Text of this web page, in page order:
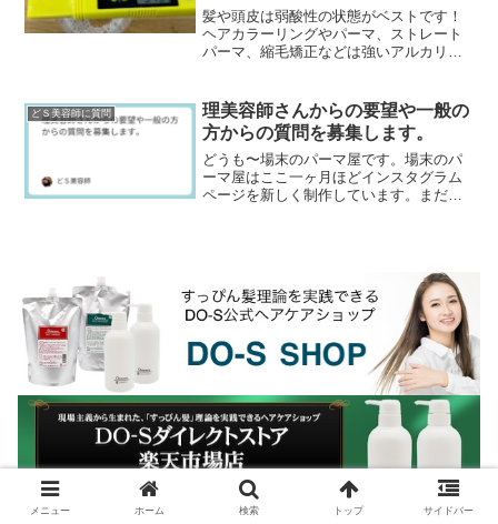
髪や頭皮は弱酸性の状態がベストです！
ヘアカラーリングやパーマ、ストレート
パーマ、縮毛矯正などは強いアルカリ性
で理美容室ではそうい...
どＳ美容師に質問
理美容師さんからの要望や一般の
方からの質問を募集します。
どうも〜場末のパーマ屋です。場末のパ
ーマ屋はここ一ヶ月ほどインスタグラム
ページを新しく制作しています。まだま
メニュー ホーム 検索 トップ サイドバー